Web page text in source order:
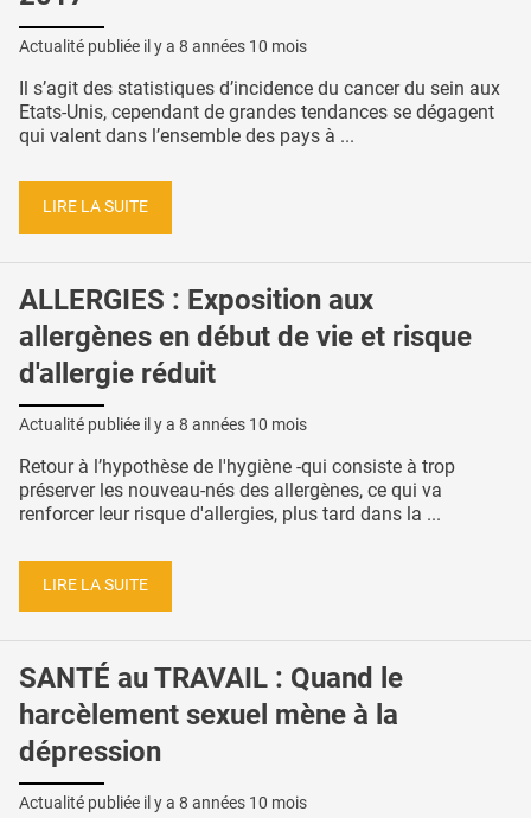
Actualité publiée il y a 8 années 10 mois
Il s’agit des statistiques d’incidence du cancer du sein aux
Etats-Unis, cependant de grandes tendances se dégagent
qui valent dans l’ensemble des pays à ...
LIRE LA SUITE
ALLERGIES : Exposition aux
allergènes en début de vie et risque
d'allergie réduit
Actualité publiée il y a 8 années 10 mois
Retour à l’hypothèse de l'hygiène -qui consiste à trop
préserver les nouveau-nés des allergènes, ce qui va
renforcer leur risque d'allergies, plus tard dans la ...
LIRE LA SUITE
SANTÉ au TRAVAIL : Quand le
harcèlement sexuel mène à la
dépression
Actualité publiée il y a 8 années 10 mois